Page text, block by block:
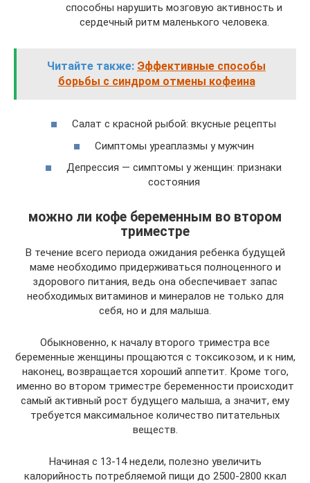
способны нарушить мозговую активность и
сердечный ритм маленького человека.
Читайте также: Эффективные способы
борьбы с синдром отмены кофеина
Салат с красной рыбой: вкусные рецепты
Симптомы уреаплазмы у мужчин
Депрессия — симптомы у женщин: признаки
состояния
можно ли кофе беременным во втором
триместре
В течение всего периода ожидания ребенка будущей
маме необходимо придерживаться полноценного и
здорового питания, ведь она обеспечивает запас
необходимых витаминов и минералов не только для
себя, но и для малыша.
Обыкновенно, к началу второго триместра все
беременные женщины прощаются с токсикозом, и к ним,
наконец, возвращается хороший аппетит. Кроме того,
именно во втором триместре беременности происходит
самый активный рост будущего малыша, а значит, ему
требуется максимальное количество питательных
веществ.
Начиная с 13-14 недели, полезно увеличить
калорийность потребляемой пищи до 2500-2800 ккал